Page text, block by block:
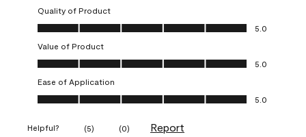
Quality of Product
Quality of Product, 5.0 out of 5
5.0
Value of Product
Value of Product, 5.0 out of 5
5.0
Ease of Application
Ease of Application, 5.0 out of 5
5.0
Helpful? (5) (0) Report